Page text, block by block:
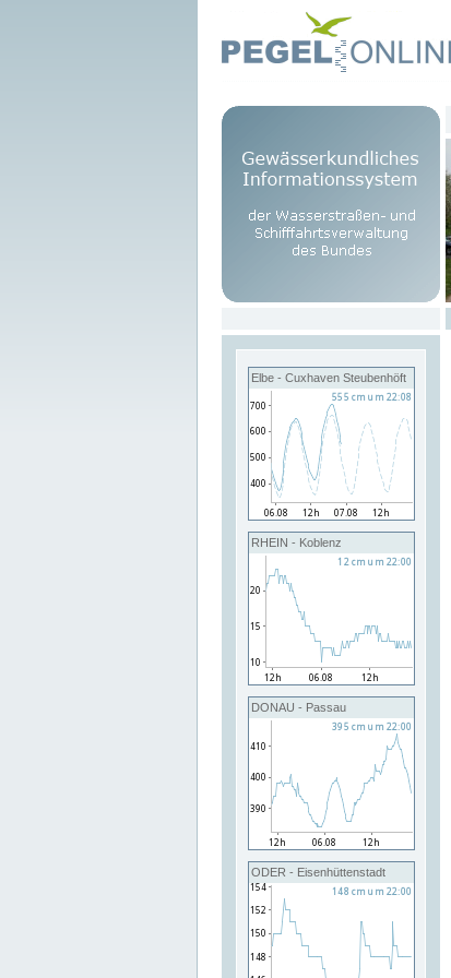
Elbe - Cuxhaven Steubenhöft
RHEIN - Koblenz
DONAU - Passau
ODER - Eisenhüttenstadt